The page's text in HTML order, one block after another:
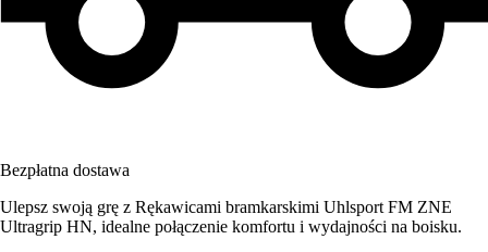
Bezpłatna dostawa
Ulepsz swoją grę z Rękawicami bramkarskimi Uhlsport FM ZNE
Ultragrip HN, idealne połączenie komfortu i wydajności na boisku.